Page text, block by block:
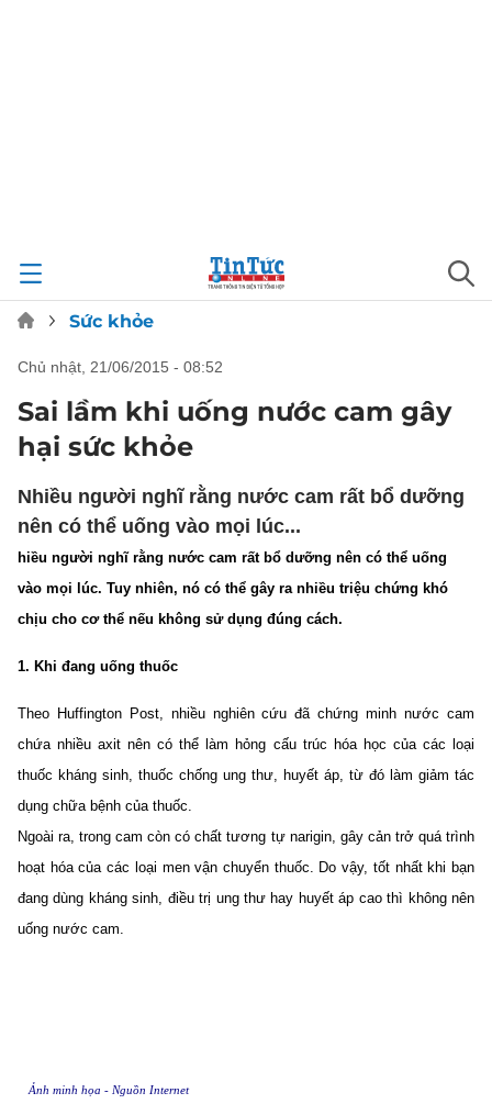
Sức khỏe
chủ nhật, 21/06/2015 - 08:52
Sai lầm khi uống nước cam gây
hại sức khỏe
Nhiều người nghĩ rằng nước cam rất bổ dưỡng
nên có thể uống vào mọi lúc...
hiều người nghĩ rằng nước cam rất bổ dưỡng nên có thể uống
vào mọi lúc. Tuy nhiên, nó có thể gây ra nhiều triệu chứng khó
chịu cho cơ thể nếu không sử dụng đúng cách.
1. Khi đang uống thuốc
Theo Huffington Post, nhiều nghiên cứu đã chứng minh nước cam
chứa nhiều axit nên có thể làm hỏng cấu trúc hóa học của các loại
thuốc kháng sinh, thuốc chống ung thư, huyết áp, từ đó làm giảm tác
dụng chữa bệnh của thuốc.
Ngoài ra, trong cam còn có chất tương tự narigin, gây cản trở quá trình
hoạt hóa của các loại men vận chuyển thuốc. Do vậy, tốt nhất khi bạn
đang dùng kháng sinh, điều trị ung thư hay huyết áp cao thì không nên
uống nước cam.
Ảnh minh họa - Nguồn Internet